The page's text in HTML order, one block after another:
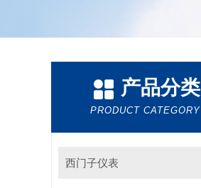
产品分类
PRODUCT CATEGORY
西门子仪表